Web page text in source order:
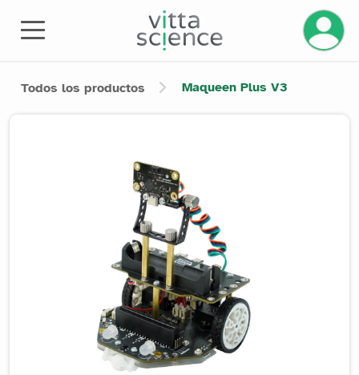
Todos los productos Maqueen Plus V3